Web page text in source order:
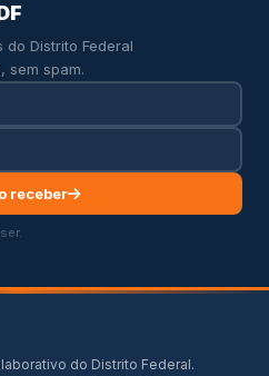
Distrito Federal
sem spam.
receber
do Distrito Federal.